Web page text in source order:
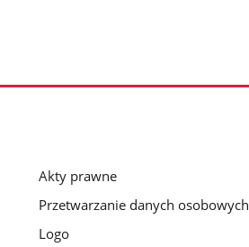
Akty prawne
Przetwarzanie danych osobowych
Logo